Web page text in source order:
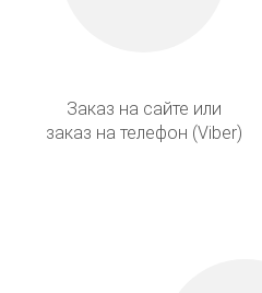
Заказ на сайте или
заказ на телефон (Viber)